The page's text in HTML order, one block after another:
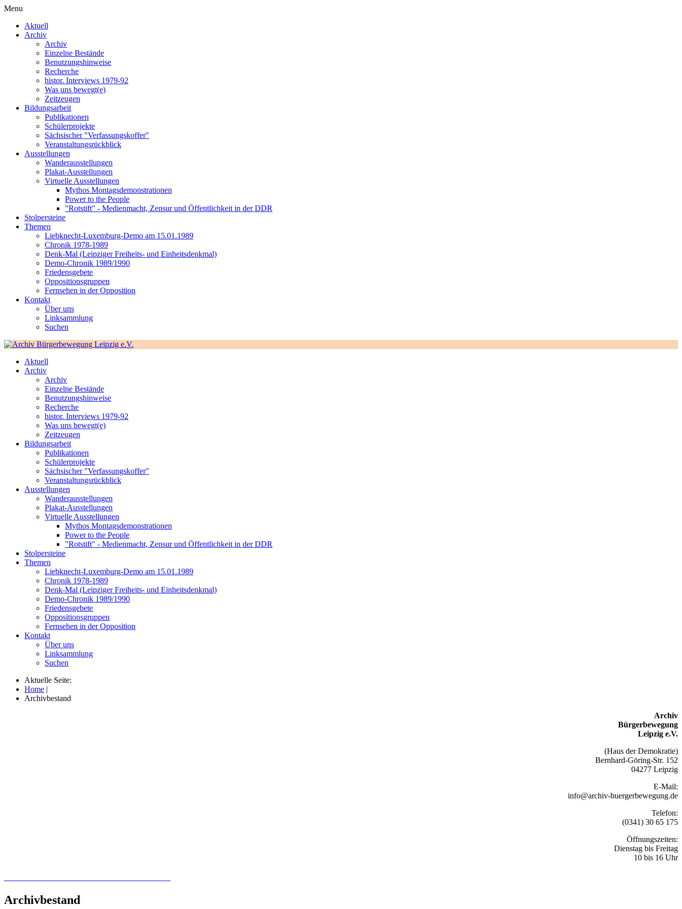
Menu
Aktuell
Archiv
Archiv
Einzelne Bestände
Benutzungshinweise
Recherche
histor. Interviews 1979-92
Was uns bewegt(e)
Zeitzeugen
Bildungsarbeit
Publikationen
Schülerprojekte
Sächsischer "Verfassungskoffer"
Veranstaltungsrückblick
Ausstellungen
Wanderausstellungen
Plakat-Ausstellungen
Virtuelle Ausstellungen
Mythos Montagsdemonstrationen
Power to the People
"Rotstift" - Medienmacht, Zensur und Öffentlichkeit in der DDR
Stolpersteine
Themen
Liebknecht-Luxemburg-Demo am 15.01.1989
Chronik 1978-1989
Denk-Mal (Leipziger Freiheits- und Einheitsdenkmal)
Demo-Chronik 1989/1990
Friedensgebete
Oppositionsgruppen
Fernsehen in der Opposition
Kontakt
Über uns
Linksammlung
Suchen
Aktuell
Archiv
Archiv
Einzelne Bestände
Benutzungshinweise
Recherche
histor. Interviews 1979-92
Was uns bewegt(e)
Zeitzeugen
Bildungsarbeit
Publikationen
Schülerprojekte
Sächsischer "Verfassungskoffer"
Veranstaltungsrückblick
Ausstellungen
Wanderausstellungen
Plakat-Ausstellungen
Virtuelle Ausstellungen
Mythos Montagsdemonstrationen
Power to the People
"Rotstift" - Medienmacht, Zensur und Öffentlichkeit in der DDR
Stolpersteine
Themen
Liebknecht-Luxemburg-Demo am 15.01.1989
Chronik 1978-1989
Denk-Mal (Leipziger Freiheits- und Einheitsdenkmal)
Demo-Chronik 1989/1990
Friedensgebete
Oppositionsgruppen
Fernsehen in der Opposition
Kontakt
Über uns
Linksammlung
Suchen
Aktuelle Seite:
Home |
Archivbestand
Archiv
Bürgerbewegung
Leipzig e.V.
(Haus der Demokratie)
Bernhard-Göring-Str. 152
04277 Leipzig
E-Mail:
info@archiv-buergerbewegung.de
Telefon:
(0341) 30 65 175
Öffnungszeiten:
Dienstag bis Freitag
10 bis 16 Uhr
Archivbestand